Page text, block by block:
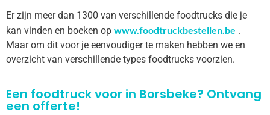
Er zijn meer dan 1300 van verschillende foodtrucks die je
kan vinden en boeken op www.foodtruckbestellen.be .
Maar om dit voor je eenvoudiger te maken hebben we en
overzicht van verschillende types foodtrucks voorzien.
Een foodtruck voor in Borsbeke? Ontvang
een offerte!